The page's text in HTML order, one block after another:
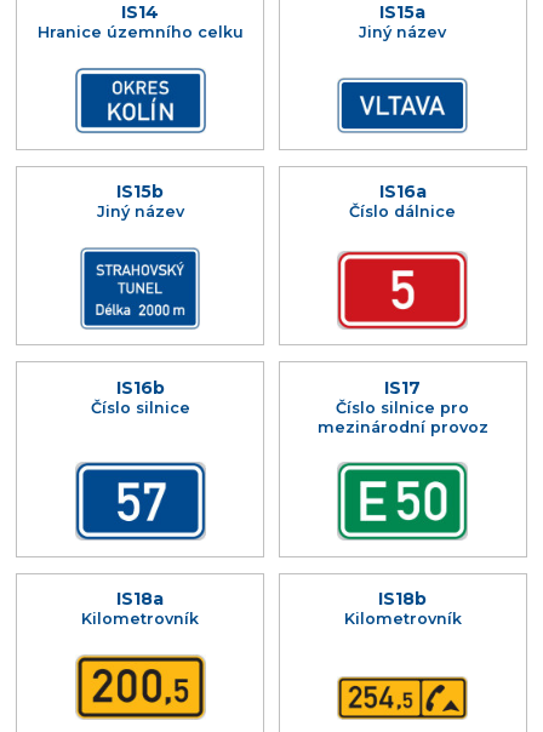
IS14
Hranice územního celku
IS15a
Jiný název
IS15b
Jiný název
IS16a
Číslo dálnice
IS16b
Číslo silnice
IS17
Číslo silnice pro
mezinárodní provoz
IS18a
Kilometrovník
IS18b
Kilometrovník